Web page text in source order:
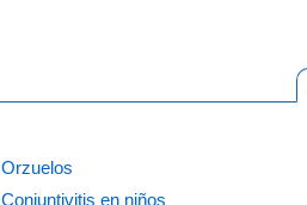
Orzuelos
Conjuntivitis en niños